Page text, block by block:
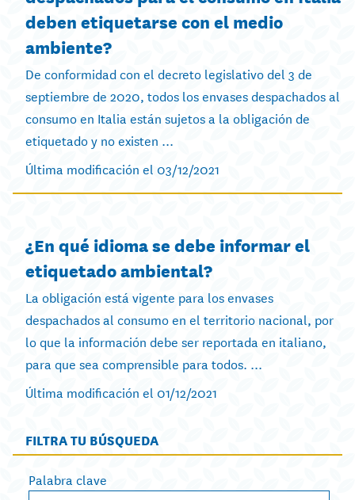
deben etiquetarse con el medio
ambiente?
De conformidad con el decreto legislativo del 3 de
septiembre de 2020, todos los envases despachados al
consumo en Italia están sujetos a la obligación de
etiquetado y no existen ...
Última modificación el 03/12/2021
¿En qué idioma se debe informar el
etiquetado ambiental?
La obligación está vigente para los envases
despachados al consumo en el territorio nacional, por
lo que la información debe ser reportada en italiano,
para que sea comprensible para todos. ...
Última modificación el 01/12/2021
FILTRA TU BÚSQUEDA
Palabra clave